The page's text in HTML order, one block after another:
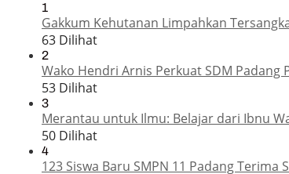
1
Gakkum Kehutanan Limpahkan
63 Dilihat
2
Wako Hendri Arnis Perkuat SDM
53 Dilihat
3
Merantau untuk Ilmu: Belajar dari Ibnu
50 Dilihat
4
123 Siswa Baru SMPN 11 Padang